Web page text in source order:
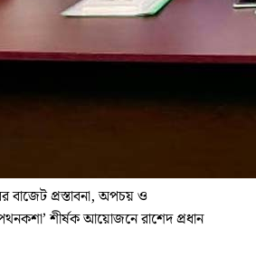
বাজেট প্রস্তাবনা, অপচয় ও
শীর্ষক আয়োজনে রাশেদ প্রধান